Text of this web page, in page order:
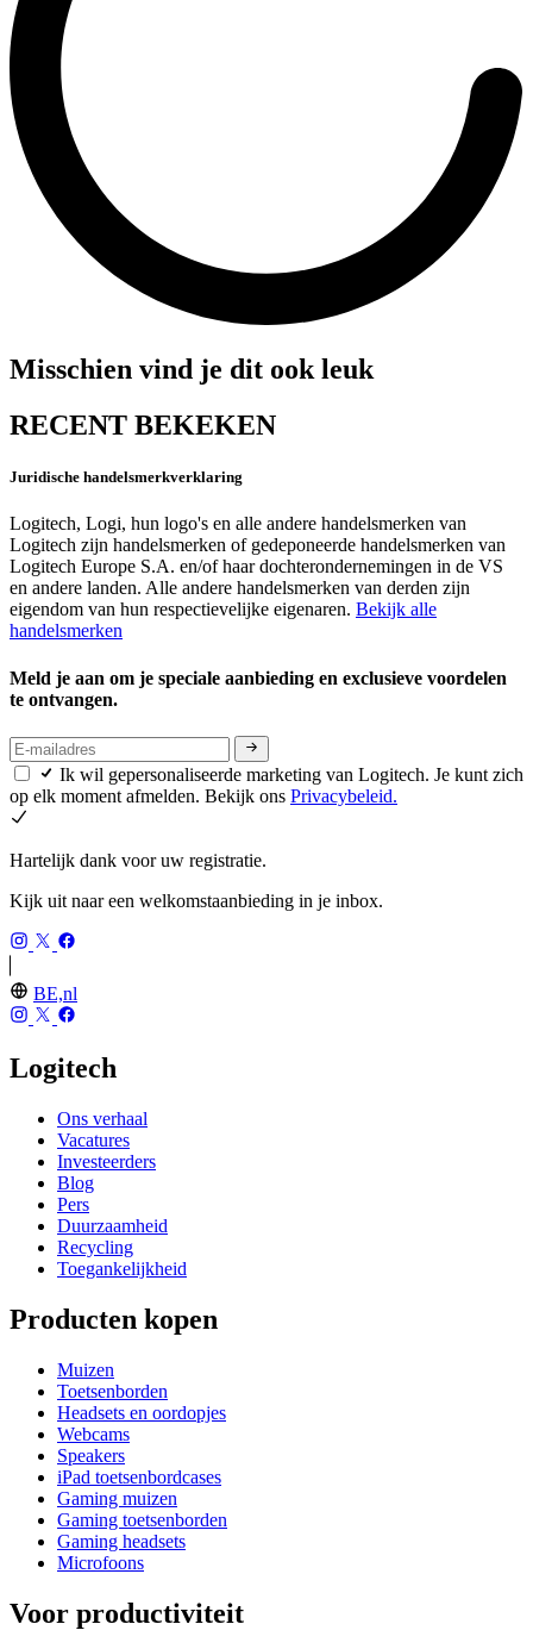
Misschien vind je dit ook leuk
RECENT BEKEKEN
Juridische handelsmerkverklaring
Logitech, Logi, hun logo's en alle andere handelsmerken van
Logitech zijn handelsmerken of gedeponeerde handelsmerken van
Logitech Europe S.A. en/of haar dochterondernemingen in de VS
en andere landen. Alle andere handelsmerken van derden zijn
eigendom van hun respectievelijke eigenaren. Bekijk alle
handelsmerken
Meld je aan om je speciale aanbieding en exclusieve voordelen
te ontvangen.
Ik wil gepersonaliseerde marketing van Logitech. Je kunt zich
op elk moment afmelden. Bekijk ons Privacybeleid.
Hartelijk dank voor uw registratie.
Kijk uit naar een welkomstaanbieding in je inbox.
BE,nl
Logitech
Ons verhaal
Vacatures
Investeerders
Blog
Pers
Duurzaamheid
Recycling
Toegankelijkheid
Producten kopen
Muizen
Toetsenborden
Headsets en oordopjes
Webcams
Speakers
iPad toetsenbordcases
Gaming muizen
Gaming toetsenborden
Gaming headsets
Microfoons
Voor productiviteit